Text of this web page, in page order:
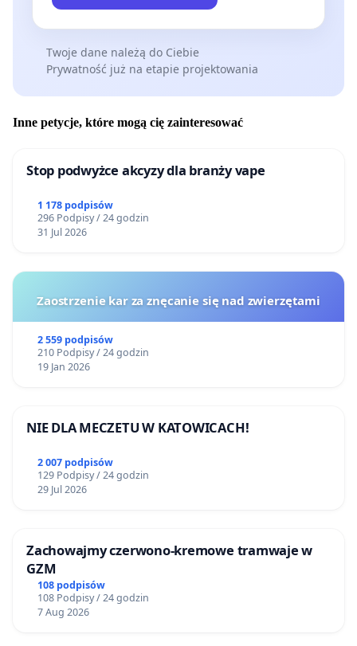
Twoje dane należą do Ciebie
Prywatność już na etapie projektowania
Inne petycje, które mogą cię zainteresować
Stop podwyżce akcyzy dla branży vape
1 178 podpisów
296 Podpisy / 24 godzin
31 Jul 2026
Zaostrzenie kar za znęcanie się nad zwierzętami
2 559 podpisów
210 Podpisy / 24 godzin
19 Jan 2026
NIE DLA MECZETU W KATOWICACH!
2 007 podpisów
129 Podpisy / 24 godzin
29 Jul 2026
Zachowajmy czerwono-kremowe tramwaje w
GZM
108 podpisów
108 Podpisy / 24 godzin
7 Aug 2026